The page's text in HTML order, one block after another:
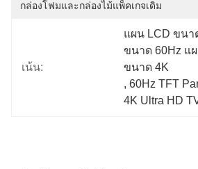
กล่องโฟมและกล่องไม้แพ็คเกจเดิม
เน้น:
แผน LCD ขนา
ขนาด 60Hz แ
ขนาด 4K
, 60Hz TFT
4K Ultra HD